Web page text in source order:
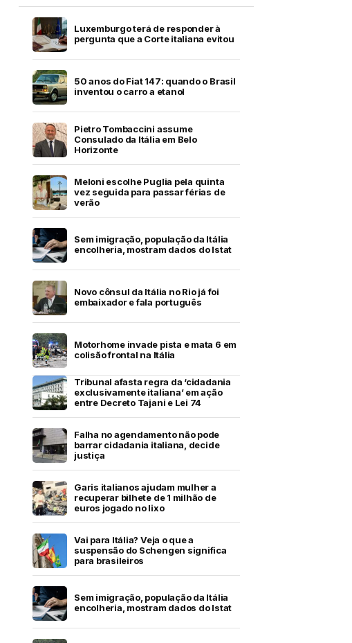
Luxemburgo terá de responder à
pergunta que a Corte italiana evitou
50 anos do Fiat 147: quando o Brasil
inventou o carro a etanol
Pietro Tombaccini assume
Consulado da Itália em Belo
Horizonte
Meloni escolhe Puglia pela quinta
vez seguida para passar férias de
verão
Sem imigração, população da Itália
encolheria, mostram dados do Istat
Novo cônsul da Itália no Rio já foi
embaixador e fala português
Motorhome invade pista e mata 6 em
colisão frontal na Itália
Tribunal afasta regra da ‘cidadania
exclusivamente italiana’ em ação
entre Decreto Tajani e Lei 74
Falha no agendamento não pode
barrar cidadania italiana, decide
justiça
Garis italianos ajudam mulher a
recuperar bilhete de 1 milhão de
euros jogado no lixo
Vai para Itália? Veja o que a
suspensão do Schengen significa
para brasileiros
Sem imigração, população da Itália
encolheria, mostram dados do Istat